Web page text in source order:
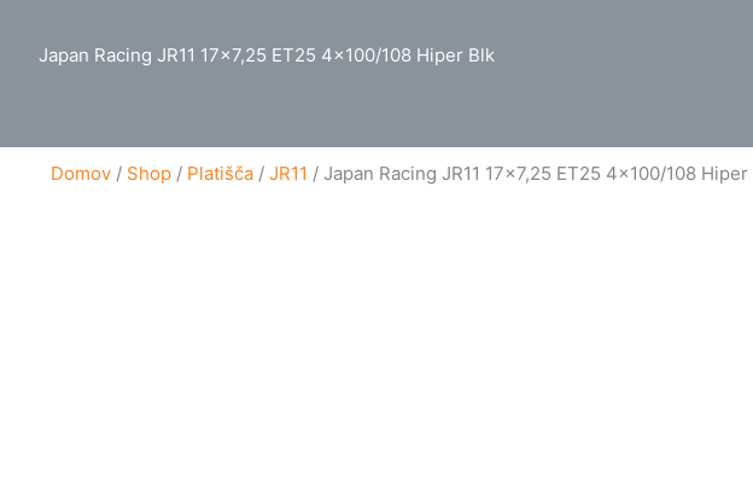
Japan Racing JR11 17×7,25 ET25 4×100/108 Hiper Blk
Domov / Shop / Platišča / JR11 / Japan Racing JR11 17×7,25 ET25 4×100/108 Hiper